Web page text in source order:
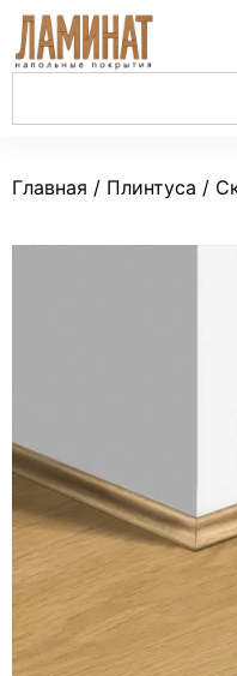
Главная / Плинтуса /